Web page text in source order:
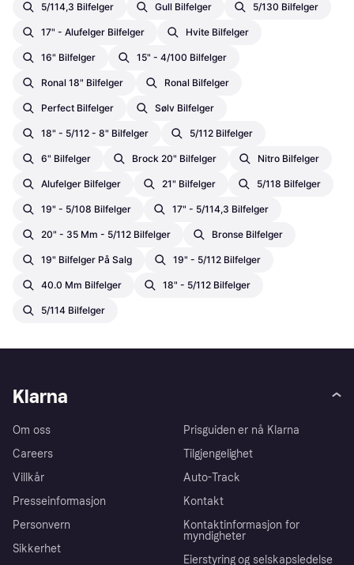
5/114,3 Bilfelger Gull Bilfelger 5/130 Bilfelger
17" - Alufelger Bilfelger Hvite Bilfelger
16" Bilfelger 15" - 4/100 Bilfelger
Ronal 18" Bilfelger Ronal Bilfelger
Perfect Bilfelger Sølv Bilfelger
18" - 5/112 - 8" Bilfelger 5/112 Bilfelger
6" Bilfelger Brock 20" Bilfelger Nitro Bilfelger
Alufelger Bilfelger 21" Bilfelger 5/118 Bilfelger
19" - 5/108 Bilfelger 17" - 5/114,3 Bilfelger
20" - 35 Mm - 5/112 Bilfelger Bronse Bilfelger
19" Bilfelger På Salg 19" - 5/112 Bilfelger
40.0 Mm Bilfelger 18" - 5/112 Bilfelger
5/114 Bilfelger
Klarna
Om oss
Careers
Villkår
Presseinformasjon
Personvern
Sikkerhet
Prisguiden er nå Klarna
Tilgjengelighet
Auto-Track
Kontakt
Kontaktinformasjon for
myndigheter
Eierstyring og selskapsledelse